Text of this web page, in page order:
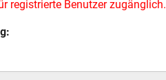
registrierte Benutzer zugänglich.